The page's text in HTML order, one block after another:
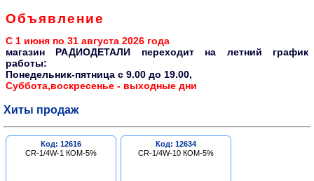
Объявление
С 1 июня по 31 августа 2026 года
магазин РАДИОДЕТАЛИ переходит на летний график
работы:
Понедельник-пятница c 9.00 до 19.00,
Суббота,воскресенье - выходные дни
Хиты продаж
Код: 12616
CR-1/4W-1 КОМ-5%
Код: 12634
CR-1/4W-10 КОМ-5%